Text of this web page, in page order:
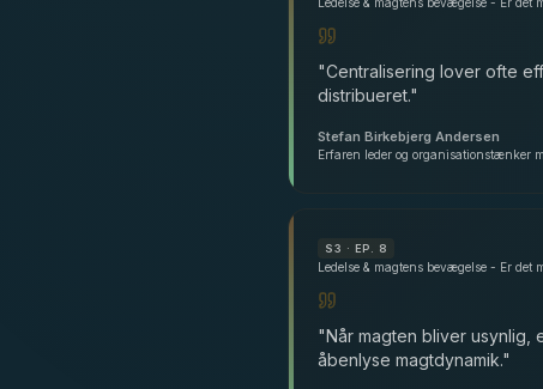
"Centralisering lover ofte
distribueret."
Stefan Birkebjerg Andersen
Erfaren leder og organisationstænker
S3 · EP. 8
"Når magten bliver
åbenlyse magtdynamik."